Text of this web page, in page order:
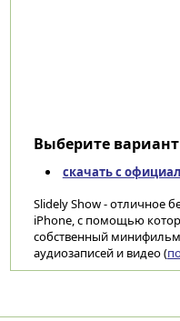
Выберите
скачать с
Slidely Show - отличное
iPhone, с помощью
собственный
аудиозаписей и видео (